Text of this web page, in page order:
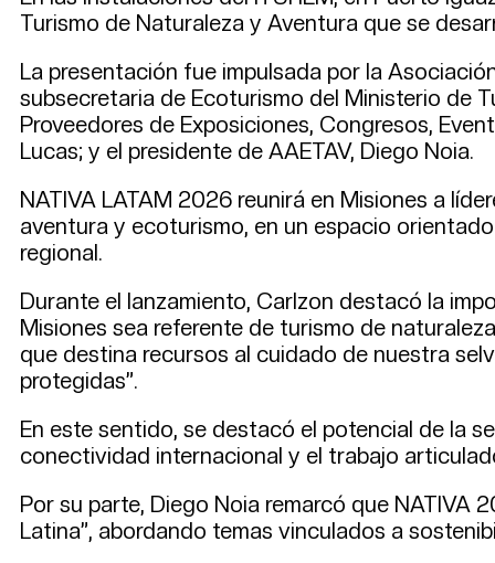
Turismo de Naturaleza y Aventura que se
La presentación fue impulsada por la
subsecretaria de Ecoturismo del Ministerio de
Proveedores de Exposiciones, Congresos,
Lucas; y el presidente de AAETAV, Diego Noia.
NATIVA LATAM 2026 reunirá en Misiones a
aventura y ecoturismo, en un espacio
regional.
Durante el lanzamiento, Carlzon destacó la
Misiones sea referente de turismo de
que destina recursos al cuidado de nuestra
protegidas”.
En este sentido, se destacó el potencial de la
conectividad internacional y el trabajo
Por su parte, Diego Noia remarcó que
Latina”, abordando temas vinculados a